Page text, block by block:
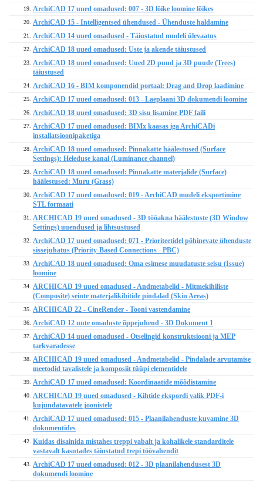
19. ArchiCAD 17 uued omadused: 007 - 3D lõike loomine lõikes
20. ArchiCAD 15 - Intelligentsed ühendused - Ühenduste haldamine
21. ArchiCAD 14 uued omadused - Täiustatud mudeli ülevaatus
22. ArchiCAD 18 uued omadused: Uste ja akende täiustused
23.
ArchiCAD 18 uued omadused: Uued 2D puud ja 3D puude (Trees)
täiustused
24. ArchiCAD 16 - BIM komponendid portaal: Drag and Drop laadimine
25. ArchiCAD 17 uued omadused: 013 - Laeplaani 3D dokumendi loomine
26. ArchiCAD 18 uued omadused: 3D sisu lisamine PDF faili
27.
ArchiCAD 17 uued omadused: BIMx kaasas iga ArchiCADi
installatsioonipaketiga
28.
ArchiCAD 18 uued omadused: Pinnakatte häälestused (Surface
Settings): Heleduse kanal (Luminance channel)
29.
ArchiCAD 18 uued omadused: Pinnakatte materjalide (Surface)
häälestused: Muru (Grass)
30.
ArchiCAD 17 uued omadused: 019 - ArchiCAD mudeli eksportimine
STL formaati
31.
ARCHICAD 19 uued omadused - 3D tööakna häälestuste (3D Window
Settings) uuendused ja lihtsustused
32.
ArchiCAD 17 uued omadused: 071 - Prioriteetidel põhinevate ühenduste
sissejuhatus (Priority-Based Connections - PBC)
33.
ArchiCAD 18 uued omadused: Oma esimese muudatuste seisu (Issue)
loomine
34.
ARCHICAD 19 uued omadused - Andmetabelid - Mitmekihiliste
(Composite) seinte materjalikihitide pindalad (Skin Areas)
35. ARCHICAD 22 - CineRender - Tooni vastendamine
36. ArchiCAD 12 uute omaduste õppejuhend - 3D Dokument 1
37.
ArchiCAD 14 uued omadused - Otselingid konstruktsiooni ja MEP
tarkvaradesse
38.
ARCHICAD 19 uued omadused - Andmetabelid - Pindalade arvutamise
meetodid tavalistele ja komposiit tüüpi elementidele
39. ArchiCAD 17 uued omadused: Koordinaatide mõõdistamine
40.
ARCHICAD 19 uued omadused - Kihtide ekspordi valik PDF-i
kujundatavatele joonistele
41.
ArchiCAD 17 uued omadused: 015 - Plaanilahenduste kuvamine 3D
dokumentides
42. Kuidas disainida mistahes treppi vabalt ja kohalikele standarditele
vastavalt kasutades täiustatud trepi töövahendit
43.
ArchiCAD 17 uued omadused: 012 - 3D plaanilahendusest 3D
dokumendi loomine